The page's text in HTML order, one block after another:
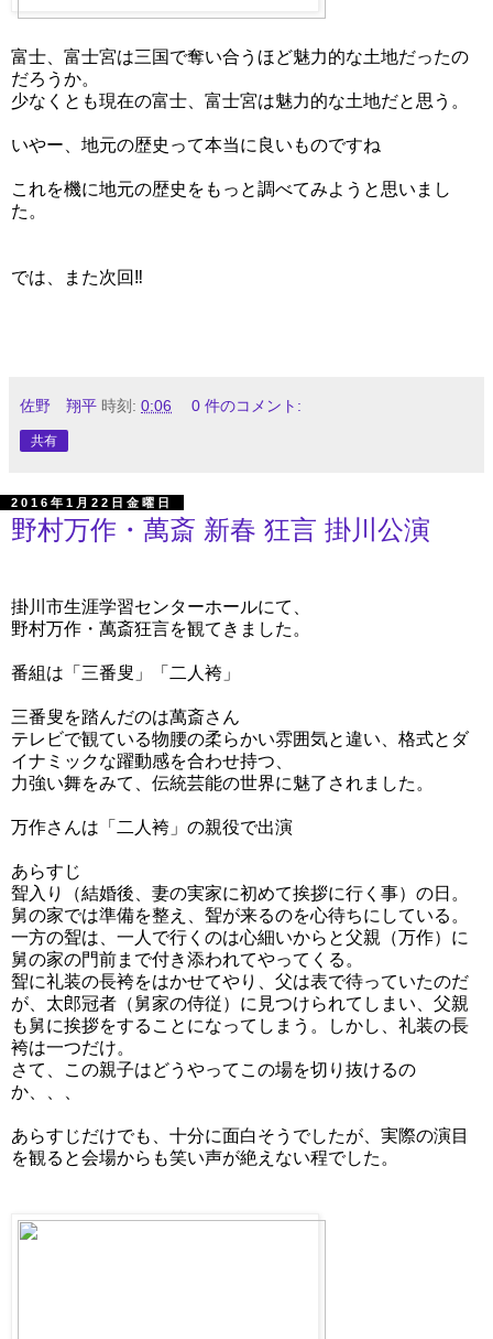
富士、富士宮は三国で奪い合うほど魅力的な土地だったの
だろうか。
少なくとも現在の富士、富士宮は魅力的な土地だと思う。
いやー、地元の歴史って本当に良いものですね
これを機に地元の歴史をもっと調べてみようと思いまし
た。
では、また次回‼︎
佐野 翔平 時刻: 0:06 0 件のコメント:
共有
2016年1月22日金曜日
野村万作・萬斎 新春 狂言 掛川公演
掛川市生涯学習センターホールにて、
野村万作・萬斎狂言を観てきました。
番組は「三番叟」「二人袴」
三番叟を踏んだのは萬斎さん
テレビで観ている物腰の柔らかい雰囲気と違い、格式とダ
イナミックな躍動感を合わせ持つ、
力強い舞をみて、 伝統芸能の世界に魅了されました。
万作さんは「二人袴」の親役で出演
あらすじ
聟入り（結婚後、妻の実家に初めて挨拶に行く事）の日。
舅の家では準備を整え、聟が来るのを心待ちにしている。
一方の聟は、一人で行くのは心細いからと父親（万作）に
舅の家の門前まで付き添われてやってくる。
聟に礼装の長袴をはかせてやり、父は表で待っていたのだ
が、太郎冠者（舅家の侍従）に見つけられてしまい、 父親
も舅に挨拶をすることになってしまう。しかし、礼装の長
袴は一つだけ。
さて、この親子はどうやってこの場を切り抜けるの
か、、、
あらすじだけでも、十分に面白そうでしたが、実際の演目
を観ると会場からも笑い声が絶えない程でした。